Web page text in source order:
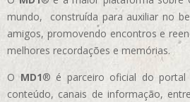
mundo, construída para auxiliar no
amigos, promovendo encontros e
melhores recordações e memórias.
OMD1® é parceiro oficial do portal
conteúdo, canais de informação,